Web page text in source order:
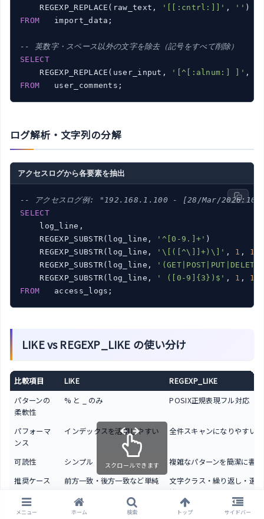
    REGEXP_REPLACE(raw_text,
'[[:cntrl:]]' , '' )
FROM
   import_data;
-- 英数字・スペース以外の文字を除去（記号をすべて削除）
SELECT
    REGEXP_REPLACE(user_input,
'[^[:alnum:] ]' ,
FROM
ログ解析・文字列の分解
アクセスログから各要素を抽出
-- アクセスログ例: "192.168.1.100 - [28/Mar/
SELECT
    log_line,
    REGEXP_SUBSTR(log_line,
'^[0-9.]+'
    REGEXP_SUBSTR(log_line,
'\[([^\]]+)\]' , 1 , 1
    REGEXP_SUBSTR(log_line,
    REGEXP_SUBSTR(log_line,
' ([0-9]{3})$' , 1 , 1
FROM
LIKE vs REGEXP_LIKE の使い分け
比較項目 LIKE
REGEXP_LIKE
パターンの
柔軟性
% と _ のみ POSIX正規表現フル対応
パフォーマ
ンス
インデックスを活用しやすい 全件スキャンになりやすい
可読性 シンプル
複雑なパターンを簡潔に書
推奨ケース
前方一致・後方一致など単純
文字クラス・繰り返し・選
雑なパターン
スクロールできます
メニュー ホーム 検索 トップ サイドバー